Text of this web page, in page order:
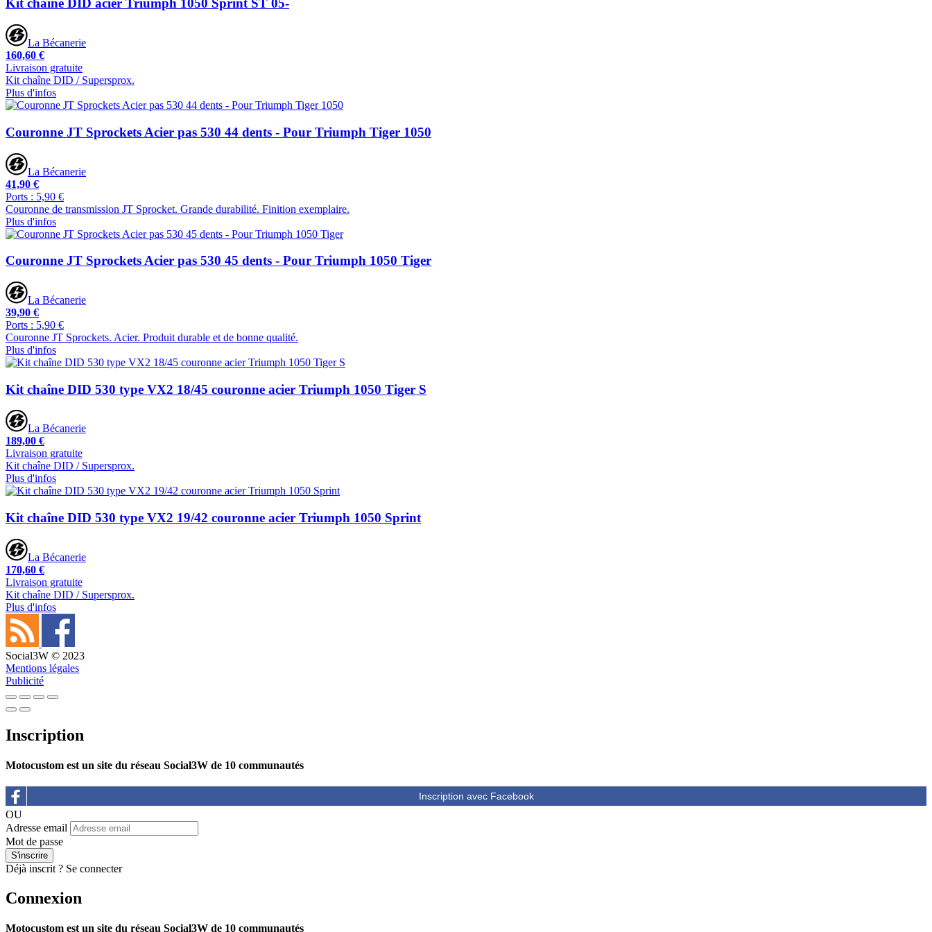
Kit chaîne DID acier Triumph 1050 Sprint ST 05-
La Bécanerie
160,60 €
Livraison gratuite
Kit chaîne DID / Supersprox.
Plus d'infos
Couronne JT Sprockets Acier pas 530 44 dents - Pour Triumph Tiger 1050
La Bécanerie
41,90 €
Ports : 5,90 €
Couronne de transmission JT Sprocket. Grande durabilité. Finition exemplaire.
Plus d'infos
Couronne JT Sprockets Acier pas 530 45 dents - Pour Triumph 1050 Tiger
La Bécanerie
39,90 €
Ports : 5,90 €
Couronne JT Sprockets. Acier. Produit durable et de bonne qualité.
Plus d'infos
Kit chaîne DID 530 type VX2 18/45 couronne acier Triumph 1050 Tiger S
La Bécanerie
189,00 €
Livraison gratuite
Kit chaîne DID / Supersprox.
Plus d'infos
Kit chaîne DID 530 type VX2 19/42 couronne acier Triumph 1050 Sprint
La Bécanerie
170,60 €
Livraison gratuite
Kit chaîne DID / Supersprox.
Plus d'infos
Social3W © 2023
Mentions légales
Publicité
Inscription
Motocustom est un site du réseau Social3W de 10 communautés
OU
Adresse email
Mot de passe
Déjà inscrit ? Se connecter
Connexion
Motocustom est un site du réseau Social3W de 10 communautés